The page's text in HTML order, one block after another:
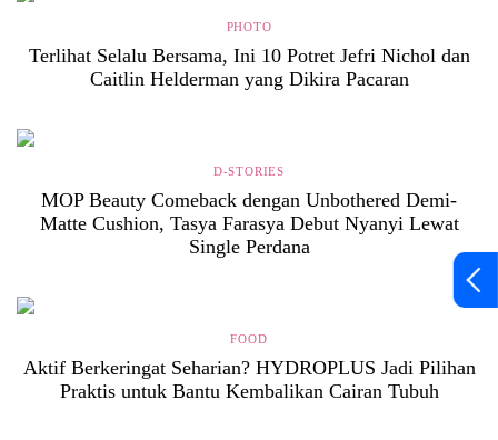
PHOTO
Terlihat Selalu Bersama, Ini 10 Potret Jefri Nichol dan
Caitlin Helderman yang Dikira Pacaran
D-STORIES
MOP Beauty Comeback dengan Unbothered Demi-
Matte Cushion, Tasya Farasya Debut Nyanyi Lewat
Single Perdana
FOOD
Aktif Berkeringat Seharian? HYDROPLUS Jadi Pilihan
Praktis untuk Bantu Kembalikan Cairan Tubuh